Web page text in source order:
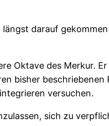
darauf
Oktave des Merkur.
bisher beschriebenen
versuchen.
sich zu